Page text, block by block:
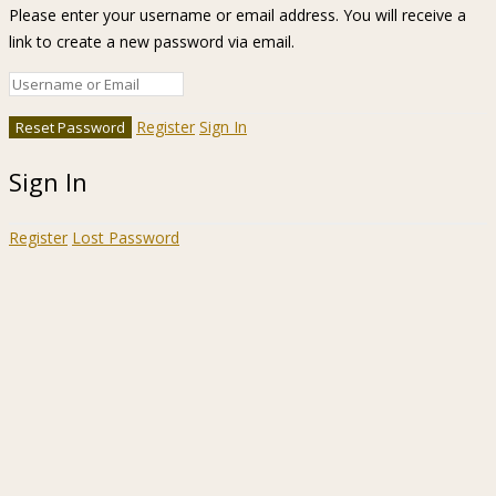
Please enter your username or email address. You will receive a
link to create a new password via email.
Register Sign In
Sign In
Register Lost Password